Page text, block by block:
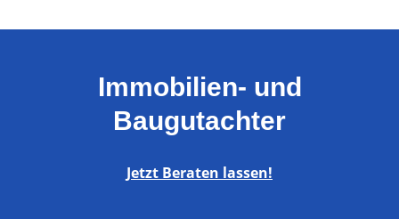
Immobilien- und
Baugutachter
Jetzt Beraten lassen!